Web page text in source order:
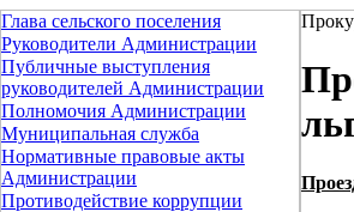
Глава сельского поселения
Руководители Администрации
Публичные выступления
руководителей Администрации
Полномочия Администрации
Муниципальная служба
Нормативные правовые акты
Администрации
Противодействие коррупции